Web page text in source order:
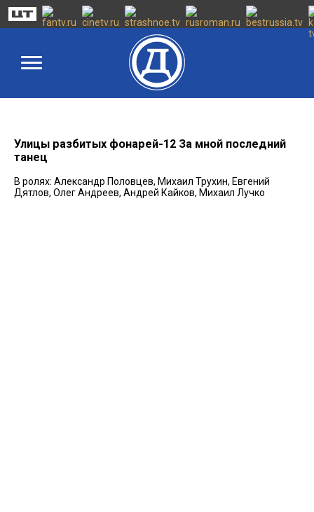
Улицы разбитых фонарей-12 За мной последний
танец
В ролях: Александр Половцев, Михаил Трухин, Евгений
Дятлов, Олег Андреев, Андрей Кайков, Михаил Лучко